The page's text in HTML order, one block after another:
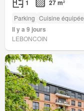
1 27 m²
Parking Cuisine équipée
Il y a 9 jours
LEBONCOIN